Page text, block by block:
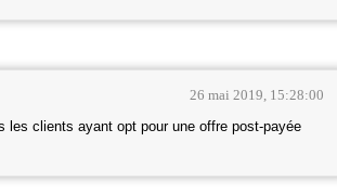
26 mai 2019, 15:28:00
les clients ayant opt pour une offre post-payée